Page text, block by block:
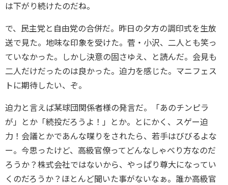
は下がり続けたのだね。
で、民主党と自由党の合併だ。昨日の夕方の調印式を生放
送で見た。地味な印象を受けた。菅・小沢、二人とも笑っ
ていなかった。しかし決意の固さゆえ、と読んだ。会見も
二人だけだったのは良かった。迫力を感じた。マニフェス
トに期待したい、ぞ。
迫力と言えば某球団関係者様の発言だ。「あのチンピラ
が」とか「続投だろうよ！」とか。とにかく、スゲー迫
力！会議とかであんな喋りをされたら、若手はびびるよな
ー。今思ったけど、高級官僚ってどんなしゃべり方なのだ
ろうか？株式会社ではないから、やっぱり尊大になってい
くのだろうか？ほとんど聞いた事がないなぁ。誰か高級官